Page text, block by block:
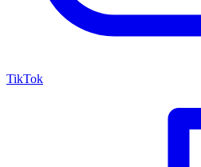
TikTok